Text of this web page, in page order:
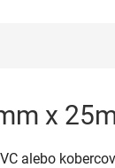
x
alebo